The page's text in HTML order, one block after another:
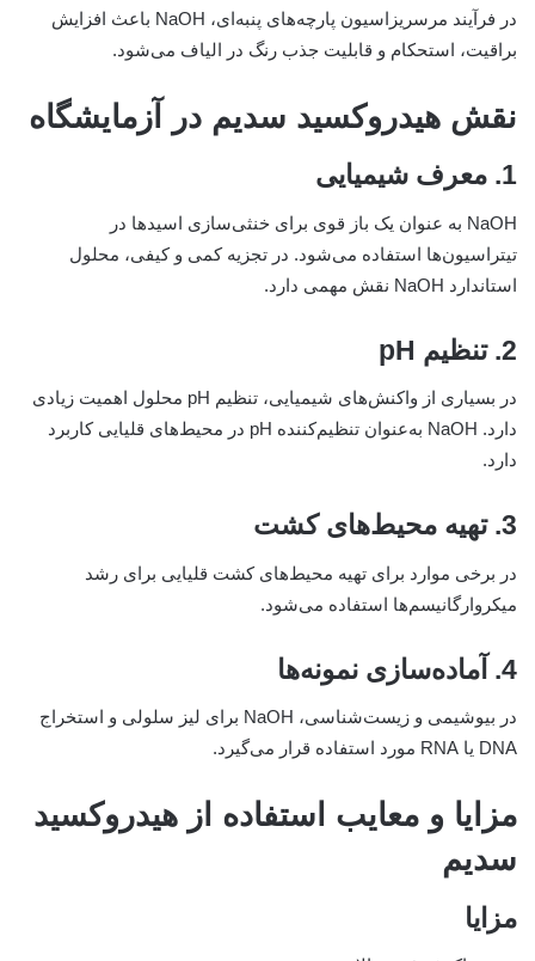
در فرآیند مرسریزاسیون پارچه‌های پنبه‌ای، NaOH باعث افزایش
براقیت، استحکام و قابلیت جذب رنگ در الیاف می‌شود.
نقش هیدروکسید سدیم در آزمایشگاه
1. معرف شیمیایی
NaOH به عنوان یک باز قوی برای خنثی‌سازی اسیدها در
تیتراسیون‌ها استفاده می‌شود. در تجزیه کمی و کیفی، محلول
استاندارد NaOH نقش مهمی دارد.
2. تنظیم pH
در بسیاری از واکنش‌های شیمیایی، تنظیم pH محلول اهمیت زیادی
دارد. NaOH به‌عنوان تنظیم‌کننده pH در محیط‌های قلیایی کاربرد
دارد.
3. تهیه محیط‌های کشت
در برخی موارد برای تهیه محیط‌های کشت قلیایی برای رشد
میکروارگانیسم‌ها استفاده می‌شود.
4. آماده‌سازی نمونه‌ها
در بیوشیمی و زیست‌شناسی، NaOH برای لیز سلولی و استخراج
DNA یا RNA مورد استفاده قرار می‌گیرد.
مزایا و معایب استفاده از هیدروکسید
سدیم
مزایا